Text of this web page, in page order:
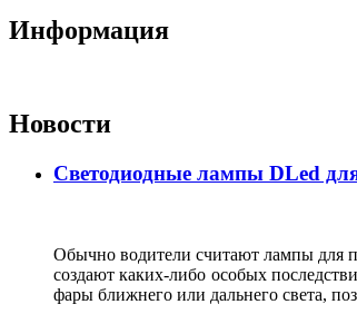
Информация
Новости
Светодиодные лампы DLed
Обычно водители считают лампы для
создают каких-либо особых
фары ближнего или дальнего света,